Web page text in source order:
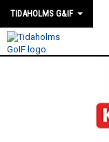
TIDAHOLMS G&IF